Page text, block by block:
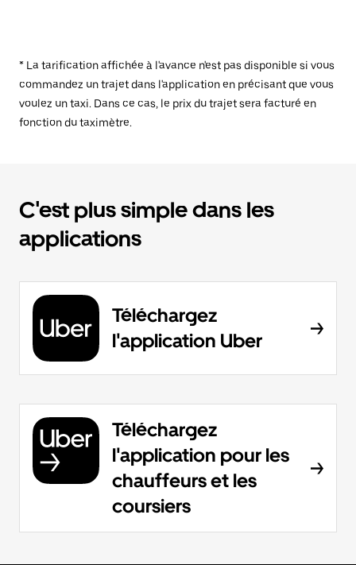
* La tarification affichée à l'avance n'est pas disponible si vous
commandez un trajet dans l'application en précisant que vous
voulez un taxi. Dans ce cas, le prix du trajet sera facturé en
fonction du taximètre.
C'est plus simple dans les
applications
Téléchargez
l'application Uber
Téléchargez
l'application pour les
chauffeurs et les
coursiers